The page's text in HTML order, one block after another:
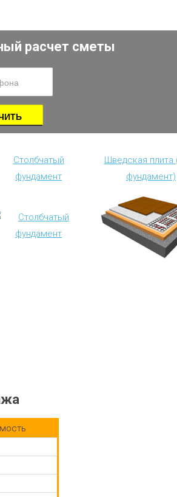
расчет сметы
Столбчатый
фундамент
Шведская
фундамент)